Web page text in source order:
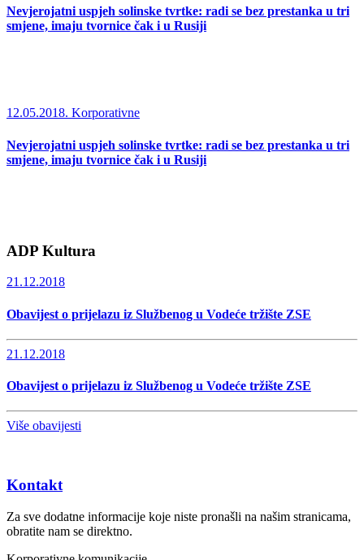
Nevjerojatni uspjeh solinske tvrtke: radi se bez prestanka u tri
smjene, imaju tvornice čak i u Rusiji
12.05.2018. Korporativne
Nevjerojatni uspjeh solinske tvrtke: radi se bez prestanka u tri
smjene, imaju tvornice čak i u Rusiji
ADP Kultura
21.12.2018
Obavijest o prijelazu iz Službenog u Vodeće tržište ZSE
21.12.2018
Obavijest o prijelazu iz Službenog u Vodeće tržište ZSE
Više obavijesti
Kontakt
Za sve dodatne informacije koje niste pronašli na našim stranicama,
obratite nam se direktno.